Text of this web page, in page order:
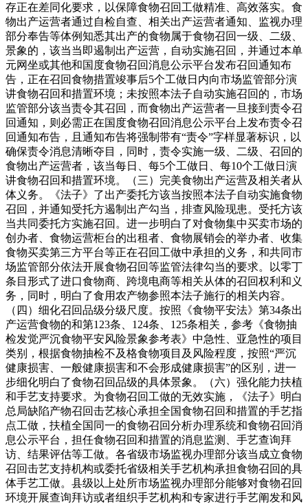
存正在差同化要求，以保障食物召回工做精准、高效落实。食
物出产运营者通过自检自查、相关出产运营者通知、监视办理
部分奉告等体例知悉其出产的食物属于食物召回一级、二级、
景象的，该当当即遏制出产运营，自动实施召回，并通过本单
元网坐或其他和国度食物召回消息公示平台发布召回通知布
告，正在召回食物措置竣事后5个工做日内向市场监管部分演
讲食物召回和措置环境；未按照本法子自动实施召回的，市场
监管部分该当责令其召回，而食物出产运营者一旦接到责令召
回通知，则必需正在国度食物召回消息公示平台上发布责令召
回通知布告，且通知布告将强制带有“责令”字样显著标识，以
确保责令消息清晰夺目，同时，责令实施一级、二级、召回的
食物出产运营者，该当每日、每5个工做日、每10个工做日演
讲食物召回和措置环境。（三）完美食物出产运营及相关者从
体义务。《法子》了出产委托方该当按照本法子自动实施食物
召回，并通知受托方遏制出产勾当，排查风险现患。受托方该
当共同委托方实施召回。进一步明白了对食物集中买卖市场的
创办者、食物运营柜台的出租者、食物展销会的举办者、收集
食物买卖第三方平台等正在召回工做中承担的义务，和共同市
场监管部分依法开展食物召回等监管法律勾当的要求。以零丁
条目形式了进口食物商、跨境电商等相关从体的召回权利和义
务，同时，明白了食用农产物参照本法子施行的相关内容。
（四）细化召回品级分级尺度。按照《食物平安法》第34条出
产运营食物的和第123条、124条、125条相关，参考《食物抽
检发觉严沉食物平安风险景象参考表》中急性、亚急性的项目
类别，根据食物抽检不及格食物项目及风险程度，按照“严沉
健康损害、一般健康损害和不会形成健康损害”的区别，进一
步细化明白了食物召回品级的具体景象。（六）强化能力扶植
和手艺支持要求。为食物召回工做的无效实施，《法子》明白
总局缺陷产物召回击艺核心承担全国食物召回和措置的手艺指
点工做，扶植全国同一的食物召回分析办理系统和食物召回消
息公示平台，担任食物召回和措置的消息监测、手艺查询拜
访、结果评估等工做。各省级市场监视办理部分该当成立食物
召回击艺支持机构或委托省级相关手艺机构承担食物召回的具
体手艺工做。县级以上处所市场监视办理部分能够对食物召回
环境开展查询拜访或者组织手艺机构和专家进行手艺阐发和风